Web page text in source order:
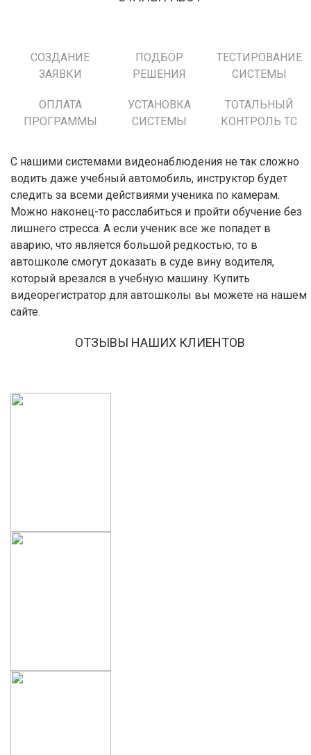
СОЗДАНИЕ
ЗАЯВКИ
ПОДБОР
РЕШЕНИЯ
ТЕСТИРОВАНИЕ
СИСТЕМЫ
ОПЛАТА
ПРОГРАММЫ
УСТАНОВКА
СИСТЕМЫ
ТОТАЛЬНЫЙ
КОНТРОЛЬ ТС
С нашими системами видеонаблюдения не так сложно
водить даже учебный автомобиль, инструктор будет
следить за всеми действиями ученика по камерам.
Можно наконец-то расслабиться и пройти обучение без
лишнего стресса. А если ученик все же попадет в
аварию, что является большой редкостью, то в
автошколе смогут доказать в суде вину водителя,
который врезался в учебную машину. Купить
видеорегистратор для автошколы вы можете на нашем
сайте.
ОТЗЫВЫ НАШИХ КЛИЕНТОВ